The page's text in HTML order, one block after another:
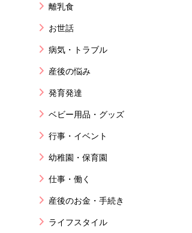
離乳食
お世話
病気・トラブル
産後の悩み
発育発達
ベビー用品・グッズ
行事・イベント
幼稚園・保育園
仕事・働く
産後のお金・手続き
ライフスタイル